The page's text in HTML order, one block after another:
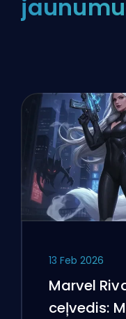
13 Feb 2026
Marvel
ceļvedis: